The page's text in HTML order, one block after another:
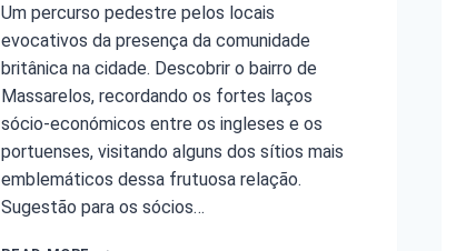
Um percurso pedestre pelos locais
evocativos da presença da comunidade
britânica na cidade. Descobrir o bairro de
Massarelos, recordando os fortes laços
sócio-económicos entre os ingleses e os
portuenses, visitando alguns dos sítios mais
emblemáticos dessa frutuosa relação.
Sugestão para os sócios…